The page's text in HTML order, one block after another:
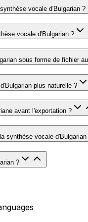
vocale d'Bulgarian ?
vocale d'Bulgarian ?
sous forme de fichier
plus naturelle ?
avant l'exportation ?
synthèse vocale d'Bulgarian
?